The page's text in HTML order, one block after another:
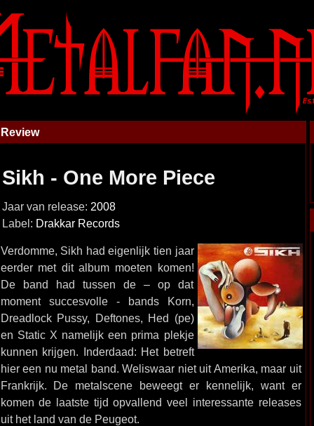
Review
Sikh - One More Piece
Jaar van release: 2008
Label: Drakkar Records
Verdomme, Sikh had eigenlijk tien jaar
eerder met dit album moeten komen!
De band had tussen de – op dat
moment succesvolle - bands Korn,
Dreadlock Pussy, Deftones, Hed (pe)
en Static X namelijk een prima plekje
kunnen krijgen. Inderdaad: Het betreft
hier een nu metal band. Weliswaar niet uit Amerika, maar uit
Frankrijk. De metalscene beweegt er kennelijk, want er
komen de laatste tijd opvallend veel interessante releases
uit het land van de Peugeot.